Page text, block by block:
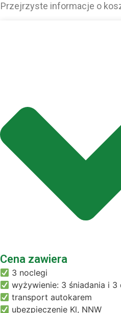
Przejrzyste informacje o
Cena zawiera
3 noclegi
wyżywienie: 3 śniadania i
transport autokarem
ubezpieczenie Kl, NNW